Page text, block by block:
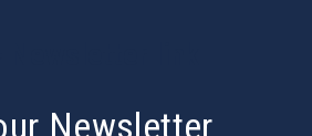
Newsletter